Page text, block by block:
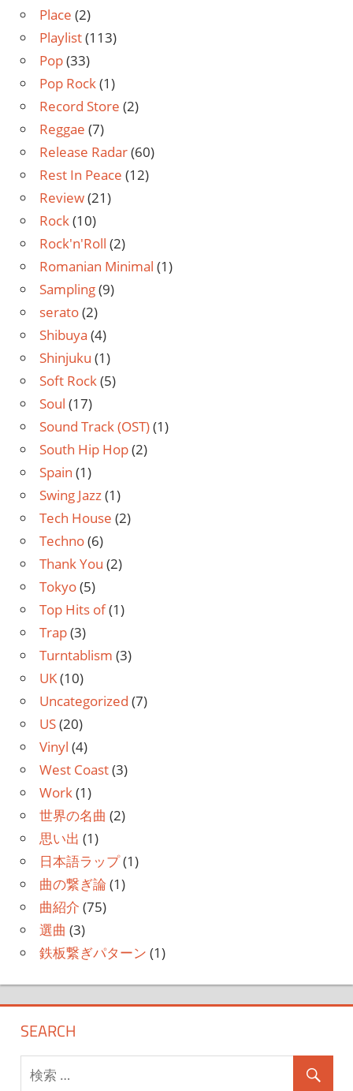
Place (2)
Playlist(113)
Pop(33)
Pop Rock(1)
Record Store (2)
Reggae (7)
Release Radar(60)
Rest In Peace (12)
Review(21)
Rock(10)
Rock'n'Roll (2)
Romanian Minimal (1)
Sampling(9)
serato(2)
Shibuya (4)
Shinjuku (1)
Soft Rock(5)
Soul (17)
Sound Track (OST)(1)
South Hip Hop(2)
Spain (1)
Swing Jazz(1)
Tech House (2)
Techno(6)
Thank You (2)
Tokyo(5)
Top Hits of(1)
Trap(3)
Turntablism (3)
UK(10)
Uncategorized (7)
US(20)
Vinyl (4)
West Coast(3)
Work(1)
世界の名曲 (2)
思い出 (1)
日本語ラップ(1)
曲の繋ぎ論 (1)
曲紹介 (75)
選曲 (3)
鉄板繋ぎパターン (1)
SEARCH